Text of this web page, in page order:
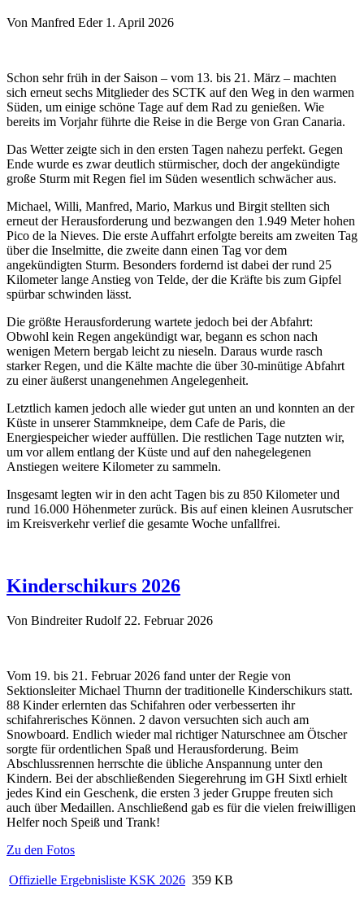
Von Manfred Eder 1. April 2026
Schon sehr früh in der Saison – vom 13. bis 21. März – machten
sich erneut sechs Mitglieder des SCTK auf den Weg in den warmen
Süden, um einige schöne Tage auf dem Rad zu genießen. Wie
bereits im Vorjahr führte die Reise in die Berge von Gran Canaria.
Das Wetter zeigte sich in den ersten Tagen nahezu perfekt. Gegen
Ende wurde es zwar deutlich stürmischer, doch der angekündigte
große Sturm mit Regen fiel im Süden wesentlich schwächer aus.
Michael, Willi, Manfred, Mario, Markus und Birgit stellten sich
erneut der Herausforderung und bezwangen den 1.949 Meter hohen
Pico de la Nieves. Die erste Auffahrt erfolgte bereits am zweiten Tag
über die Inselmitte, die zweite dann einen Tag vor dem
angekündigten Sturm. Besonders fordernd ist dabei der rund 25
Kilometer lange Anstieg von Telde, der die Kräfte bis zum Gipfel
spürbar schwinden lässt.
Die größte Herausforderung wartete jedoch bei der Abfahrt:
Obwohl kein Regen angekündigt war, begann es schon nach
wenigen Metern bergab leicht zu nieseln. Daraus wurde rasch
starker Regen, und die Kälte machte die über 30-minütige Abfahrt
zu einer äußerst unangenehmen Angelegenheit.
Letztlich kamen jedoch alle wieder gut unten an und konnten an der
Küste in unserer Stammkneipe, dem Cafe de Paris, die
Energiespeicher wieder auffüllen. Die restlichen Tage nutzten wir,
um vor allem entlang der Küste und auf den nahegelegenen
Anstiegen weitere Kilometer zu sammeln.
Insgesamt legten wir in den acht Tagen bis zu 850 Kilometer und
rund 16.000 Höhenmeter zurück. Bis auf einen kleinen Ausrutscher
im Kreisverkehr verlief die gesamte Woche unfallfrei.
Kinderschikurs 2026
Von Bindreiter Rudolf 22. Februar 2026
Vom 19. bis 21. Februar 2026 fand unter der Regie von
Sektionsleiter Michael Thurnn der traditionelle Kinderschikurs statt.
88 Kinder erlernten das Schifahren oder verbesserten ihr
schifahrerisches Können. 2 davon versuchten sich auch am
Snowboard. Endlich wieder mal richtiger Naturschnee am Ötscher
sorgte für ordentlichen Spaß und Herausforderung. Beim
Abschlussrennen herrschte die übliche Anspannung unter den
Kindern. Bei der abschließenden Siegerehrung im GH Sixtl erhielt
jedes Kind ein Geschenk, die ersten 3 jeder Gruppe freuten sich
auch über Medaillen. Anschließend gab es für die vielen freiwilligen
Helfer noch Speiß und Trank!
Zu den Fotos
Offizielle Ergebnisliste KSK 2026 359 KB